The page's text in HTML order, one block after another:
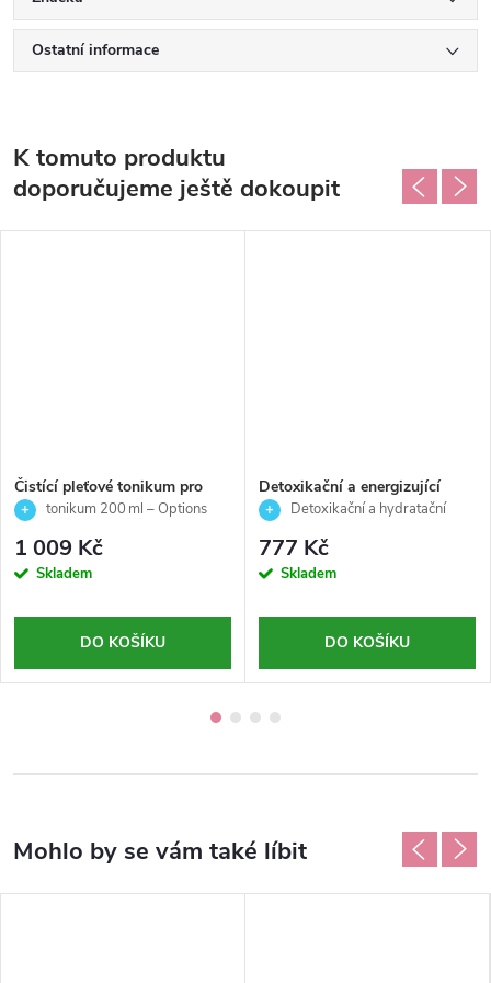
Ostatní informace
K tomuto produktu
doporučujeme ještě dokoupit
Čistící pleťové tonikum pro
mastnou a smíšenou pleť -
Capuccini - 200 ml
tonikum 200 ml – Options
1 009 Kč
Skladem
DO KOŠÍKU
Detoxikační a energizující
maska pro hydrataci pleti -
Capuccini - 50ml
Detoxikační a hydratační
777 Kč
Skladem
DO KOŠÍKU